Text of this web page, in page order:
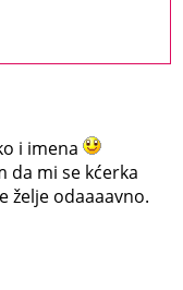
i imena
da mi se kćerka
želje odaaaavno.